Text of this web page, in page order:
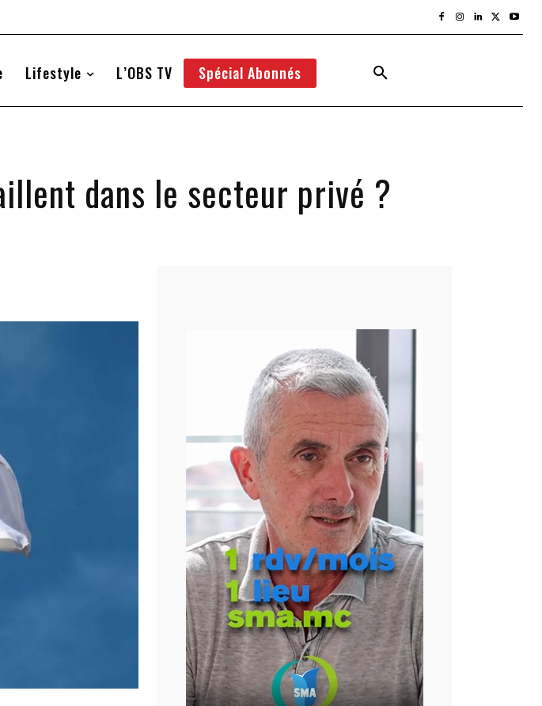
Lifestyle L’OBS TV Spécial Abonnés
dans le secteur privé ?